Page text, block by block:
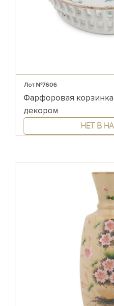
Лот №7606
Фарфоровая
декором
Нет в